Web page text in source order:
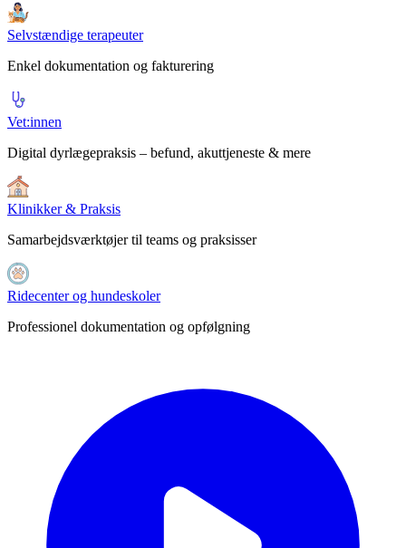
Selvstændige terapeuter
Enkel dokumentation og fakturering
Vet:innen
Digital dyrlægepraksis – befund, akuttjeneste & mere
Klinikker & Praksis
Samarbejdsværktøjer til teams og praksisser
Ridecenter og hundeskoler
Professionel dokumentation og opfølgning